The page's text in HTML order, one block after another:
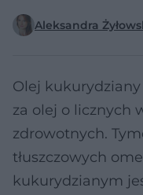
Aleksandra
Olej
za olej o licznych
zdrowotnych.
tłuszczowych
kukurydzianym